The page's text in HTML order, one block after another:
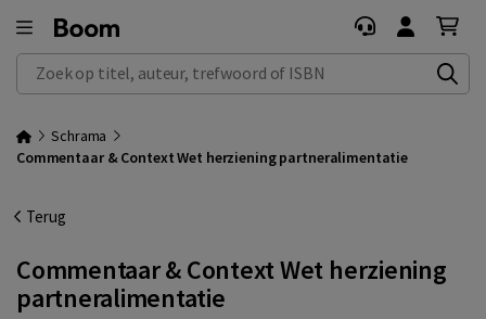
Zoek op titel, auteur, trefwoord of ISBN
Schrama
Commentaar & Context Wet herziening partneralimentatie
Terug
Commentaar & Context Wet herziening
partneralimentatie